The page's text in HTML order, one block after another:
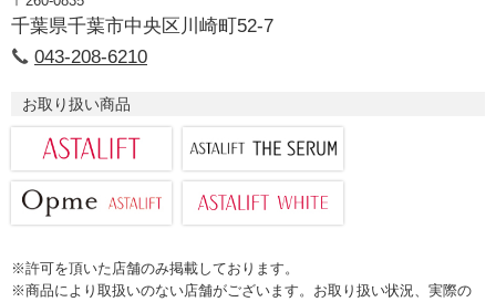
千葉県千葉市中央区川崎町52-7
043-208-6210
お取り扱い商品
※許可を頂いた店舗のみ掲載しております。
※商品により取扱いのない店舗がございます。お取り扱い状況、実際の